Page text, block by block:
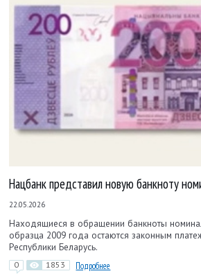
Нацбанк представил новую банкноту
22.05.2026
Находящиеся в обращении банкноты
образца 2009 года остаются законным
Республики Беларусь.
0 1853 Подробнее